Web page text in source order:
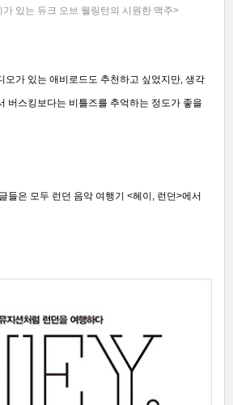
있는 듀크 오브 웰링턴의 시원한 맥주>
오가 있는 애비로드도 추천하고 싶었지만, 생각
버스킹보다는 비틀즈를 추억하는 정도가 좋을
들은 모두 런던 음악 여행기 <헤이, 런던>에서